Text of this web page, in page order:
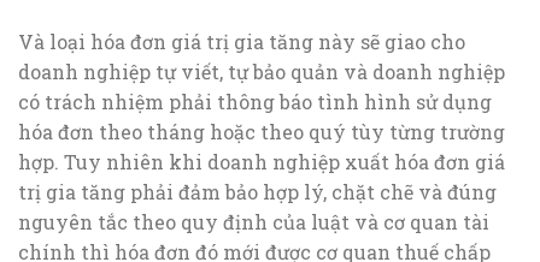
Và loại hóa đơn giá trị gia tăng này sẽ giao cho
doanh nghiệp tự viết, tự bảo quản và doanh nghiệp
có trách nhiệm phải thông báo tình hình sử dụng
hóa đơn theo tháng hoặc theo quý tùy từng trường
hợp. Tuy nhiên khi doanh nghiệp xuất hóa đơn giá
trị gia tăng phải đảm bảo hợp lý, chặt chẽ và đúng
nguyên tắc theo quy định của luật và cơ quan tài
chính thì hóa đơn đó mới được cơ quan thuế chấp